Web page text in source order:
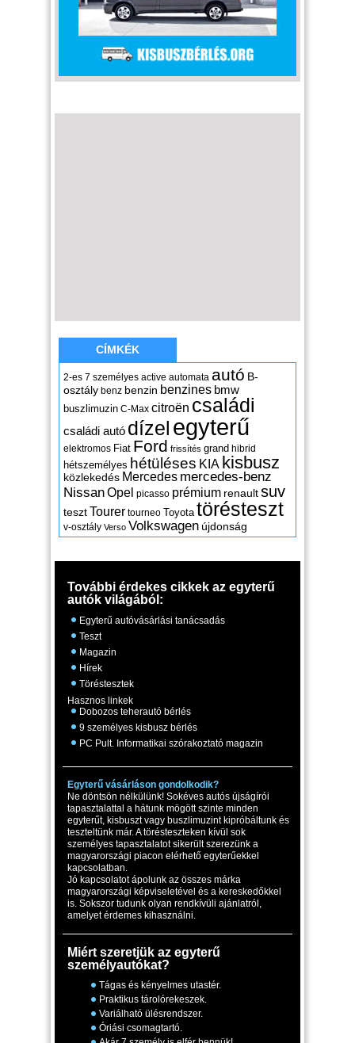
CÍMKÉK
2-es 7 személyes active automata autó B-
osztály benz benzin benzines bmw
buszlimuzin C-Max citroën családi
családi autó dízel egyterű
elektromos Fiat Ford frissítés grand hibrid
hétszemélyes hétüléses KIA kisbusz
közlekedés Mercedes mercedes-benz
NissanOpel picasso prémium renaultsuv
tesztTourer tourneo Toyota törésteszt
v-osztály Verso Volkswagen újdonság
További érdekes cikkek az egyterű
autók világából:
Egyterű autóvásárlási tanácsadás
Teszt
Magazin
Hírek
Töréstesztek
Hasznos linkek
Dobozos teherautó bérlés
9 személyes kisbusz bérlés
PC Pult. Informatikai szórakoztató magazin
Egyterű vásárláson gondolkodik?
Ne döntsön nélkülünk! Sokéves autós újságírói
tapasztalattal a hátunk mögött szinte minden
egyterűt, kisbuszt vagy buszlimuzint kipróbáltunk és
teszteltünk már. A törésteszteken kívül sok
személyes tapasztalatot sikerült szerezünk a
magyarországi piacon elérhető egyterűekkel
kapcsolatban.
Jó kapcsolatot ápolunk az összes márka
magyarországi képviseletével és a kereskedőkkel
is. Sokszor tudunk olyan rendkívüli ajánlatról,
amelyet érdemes kihasználni.
Miért szeretjük az egyterű
személyautókat?
Tágas és kényelmes utastér.
Praktikus tárolórekeszek.
Variálható ülésrendszer.
Óriási csomagtartó.